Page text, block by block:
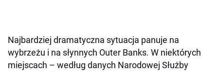
Najbardziej dramatyczna sytuacja panuje na
wybrzeżu i na słynnych Outer Banks. W niektórych
miejscach – według danych Narodowej Służby